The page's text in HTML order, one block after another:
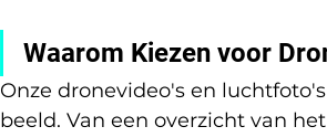
Waarom Kiezen voor
Onze dronevideo's en
beeld. Van een overzicht van